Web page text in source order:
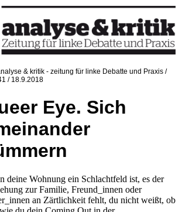
& kritik - zeitung für linke Debatte und Praxis /
/ 18.9.2018
Eye. Sich
deine Wohnung ein Schlachtfeld ist, es der
zur Familie, Freund_innen oder
an Zärtlichkeit fehlt, du nicht weißt, ob